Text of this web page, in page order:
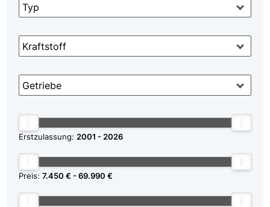
Typ
Kraftstoff
Getriebe
Erstzulassung: 2001 2026
Preis:7.450 € 69.990 €